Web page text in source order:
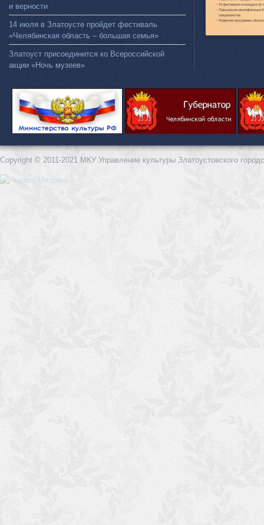
и верности
14 июля в Златоусте пройдет фестиваль
«Челябинская область – большая семья»
Златоуст присоединится ко Всероссийской
акции «Ночь музеев»
Copyright © 2011-2021 МКУ Управление культуры Златоустовского